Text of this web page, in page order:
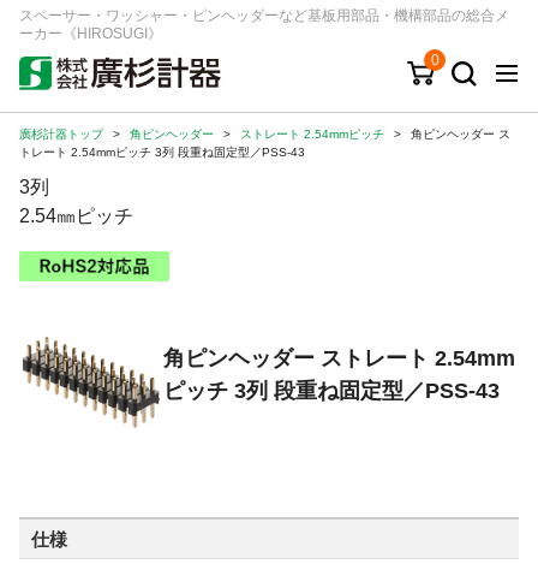
スペーサー・ワッシャー・ピンヘッダーなど基板用部品・機構部品の総合メ
ーカー《HIROSUGI》
0
キーワード 品番/シリーズ
商品カテゴリから探す
ジャンルから探す
シリーズから探す
ログイン
注文・見積りについて
会社情報
廣杉計器トップ > 角ピンヘッダー > ストレート 2.54mmピッチ >
角ピンヘッダー ス
トレート 2.54mmピッチ 3列 段重ね固定型／PSS-43
3列
2.54㎜ピッチ
角ピンヘッダー ストレート 2.54mm
ピッチ 3列 段重ね固定型／PSS-43
仕様